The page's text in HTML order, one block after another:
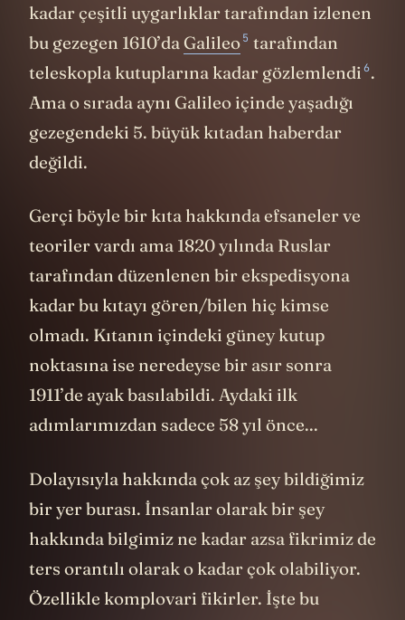
kadar çeşitli uygarlıklar tarafından izlenen
bu gezegen 1610’da Galileo5 tarafından
teleskopla kutuplarına kadar gözlemlendi 6.
Ama o sırada aynı Galileo içinde yaşadığı
gezegendeki 5. büyük kıtadan haberdar
değildi.
Gerçi böyle bir kıta hakkında efsaneler ve
teoriler vardı ama 1820 yılında Ruslar
tarafından düzenlenen bir ekspedisyona
kadar bu kıtayı gören/bilen hiç kimse
olmadı. Kıtanın içindeki güney kutup
noktasına ise neredeyse bir asır sonra
1911’de ayak basılabildi. Aydaki ilk
adımlarımızdan sadece 58 yıl önce...
Dolayısıyla hakkında çok az şey bildiğimiz
bir yer burası. İnsanlar olarak bir şey
hakkında bilgimiz ne kadar azsa fikrimiz de
ters orantılı olarak o kadar çok olabiliyor.
Özellikle komplovari fikirler. İşte bu